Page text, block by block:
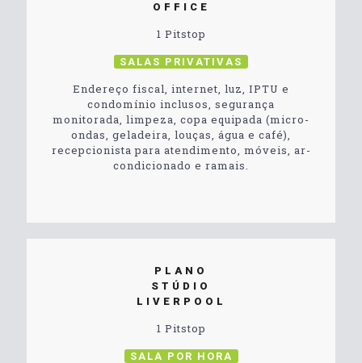
OFFICE
1 Pitstop
SALAS PRIVATIVAS
Endereço fiscal, internet, luz, IPTU e
condomínio inclusos, segurança
monitorada, limpeza, copa equipada (micro-
ondas, geladeira, louças, água e café),
recepcionista para atendimento, móveis, ar-
condicionado e ramais.
PLANO
STÚDIO
LIVERPOOL
1 Pitstop
SALA POR HORA